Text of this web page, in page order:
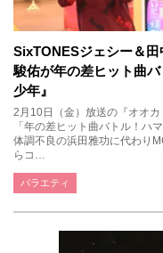
SixTONESジェシー＆
駿佑が年の差ヒット曲
少年』
2月10日（金）放送の『オオ
「年の差ヒット曲バトル！ハ
体調不良の浜田雅功に代わり
らコ…
バラエティ